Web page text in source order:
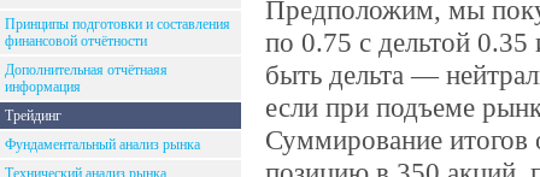
Принципы подготовки и составления
финансовой отчётности
Дополнительная отчётнаяя
информация
Трейдинг
Фундаментальный анализ рынка
Технический анализ рынка
Предположим, мы
по 0.75 с дельтой
быть дельта —
если при подъеме
Суммирование итогов